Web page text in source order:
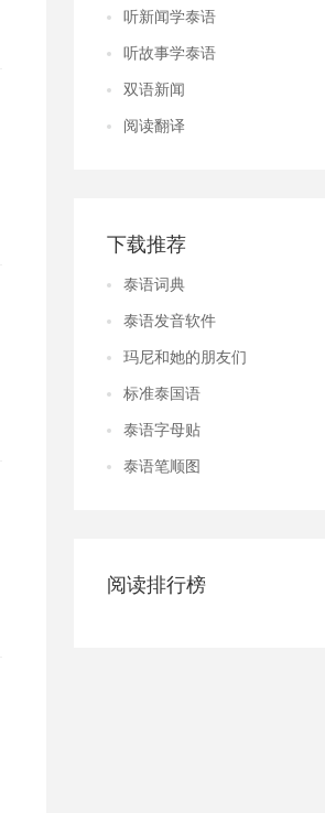
听新闻学泰语
听故事学泰语
双语新闻
阅读翻译
下载推荐
泰语词典
泰语发音软件
玛尼和她的朋友们
标准泰国语
泰语字母贴
泰语笔顺图
阅读排行榜